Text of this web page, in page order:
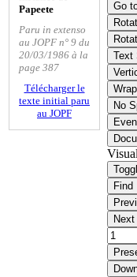
Papeete
Paru in extenso
au JOPF n° 9 du
20/03/1986 à la
page 387
Télécharger le
texte initial paru
au JOPF
Go
Text
No
Find
Next